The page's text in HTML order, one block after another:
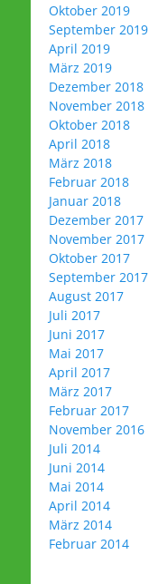
Oktober 2019
September 2019
April 2019
März 2019
Dezember 2018
November 2018
Oktober 2018
April 2018
März 2018
Februar 2018
Januar 2018
Dezember 2017
November 2017
Oktober 2017
September 2017
August 2017
Juli 2017
Juni 2017
Mai 2017
April 2017
März 2017
Februar 2017
November 2016
Juli 2014
Juni 2014
Mai 2014
April 2014
März 2014
Februar 2014